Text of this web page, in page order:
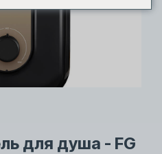
для душа - FG